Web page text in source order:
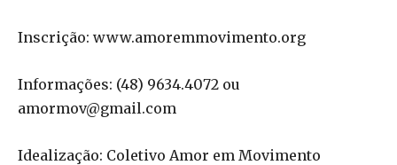
Inscrição: www.amoremmovimento.org
Informações: (48) 9634.4072 ou
amormov@gmail.com
Idealização: Coletivo Amor em Movimento